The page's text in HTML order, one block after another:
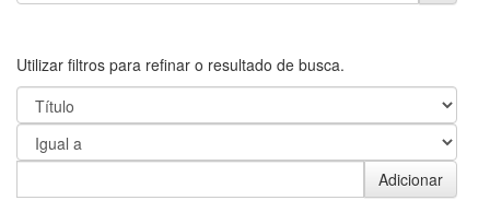
Utilizar filtros para refinar o resultado de busca.